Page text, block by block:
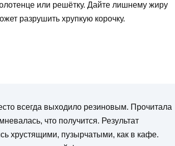
или решётку. Дайте лишнему жиру
разрушить хрупкую корочку.
всегда выходило резиновым. Прочитала
что получится. Результат
хрустящими, пузырчатыми, как в кафе.